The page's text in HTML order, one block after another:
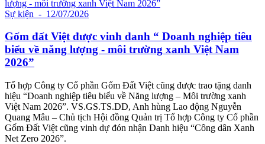
Sự kiện - 12/07/2026
Gốm đất Việt được vinh danh “ Doanh nghiệp tiêu
biểu về năng lượng - môi trường xanh Việt Nam
2026”
Tổ hợp Công ty Cổ phần Gốm Đất Việt cũng được trao tặng danh
hiệu “Doanh nghiệp tiêu biểu về Năng lượng – Môi trường xanh
Việt Nam 2026”. VS.GS.TS.DD, Anh hùng Lao động Nguyễn
Quang Mâu – Chủ tịch Hội đồng Quản trị Tổ hợp Công ty Cổ phần
Gốm Đất Việt cũng vinh dự đón nhận Danh hiệu “Công dân Xanh
Net Zero 2026”.